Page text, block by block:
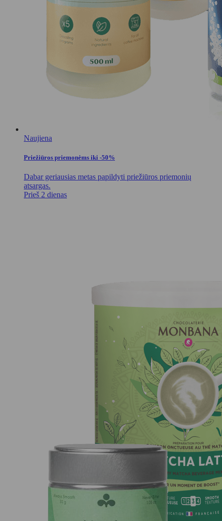
Naujiena
Priežiūros priemonėms iki -50%
Dabar geriausias metas papildyti priežiūros priemonių
atsargas.
Prieš 2 dienas